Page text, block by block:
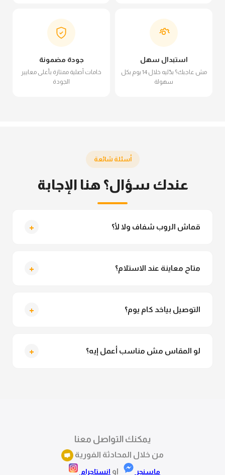
استبدال سهل
مش عاجبك؟ بدّليه خلال 14 يوم بكل
سهولة
جودة مضمونة
خامات أصلية ممتازة بأعلى معايير
الجودة
أسئلة شائعة
عندك سؤال؟ هنا الإجابة
قماش الروب شفاف ولا لأ؟ +
متاح معاينة عند الاستلام؟ +
التوصيل بياخد كام يوم؟ +
لو المقاس مش مناسب أعمل إيه؟ +
يمكنك التواصل معنا
من خلال المحادثة الفورية
ماسنجر او انستاجرام